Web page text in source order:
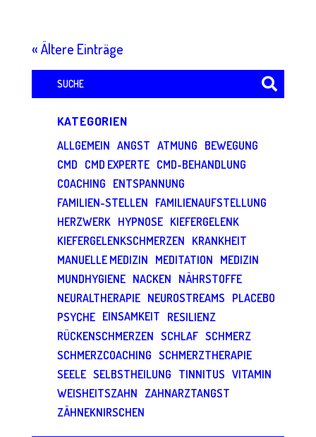
« Ältere Einträge
Suchen
nach:
KATEGORIEN
ALLGEMEIN ANGST ATMUNG BEWEGUNG
CMD CMD EXPERTE CMD-BEHANDLUNG
COACHING ENTSPANNUNG
FAMILIEN-STELLEN FAMILIENAUFSTELLUNG
HERZWERK HYPNOSE KIEFERGELENK
KIEFERGELENKSCHMERZEN KRANKHEIT
MANUELLE MEDIZIN MEDITATION MEDIZIN
MUNDHYGIENE NACKEN NÄHRSTOFFE
NEURALTHERAPIE NEUROSTREAMS PLACEBO
PSYCHE EINSAMKEIT RESILIENZ
RÜCKENSCHMERZEN SCHLAF SCHMERZ
SCHMERZCOACHING SCHMERZTHERAPIE
SEELE SELBSTHEILUNG TINNITUS VITAMIN
WEISHEITSZAHN ZAHNARZTANGST
ZÄHNEKNIRSCHEN